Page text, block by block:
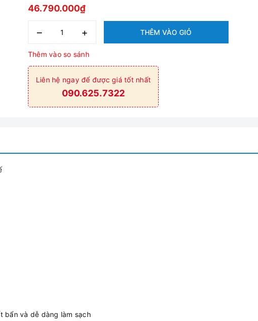
46.790.000₫
– + THÊM VÀO GIỎ
Thêm vào so sánh
Liên hệ ngay để được giá tốt nhất
090.625.7322
bẩn và dễ dàng làm sạch